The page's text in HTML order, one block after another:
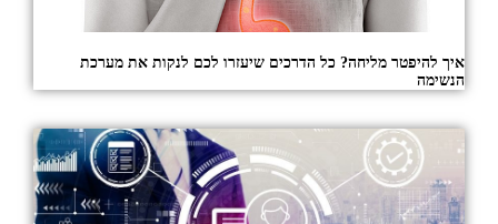
איך להיפטר מליחה? כל הדרכים שיעזרו לכם לנקות את מערכת
הנשימה